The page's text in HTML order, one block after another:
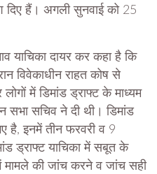
दिए हैं। अगली सुनवाई को 25
याचिका दायर कर कहा है कि
विवेकाधीन राहत कोष से
में डिमांड ड्राफ्ट के माध्यम
सभा सचिव ने दी थी। डिमांड
है, इनमें तीन फरवरी व 9
ड्राफ्ट याचिका में सबूत के
मामले की जांच करने व जांच सही